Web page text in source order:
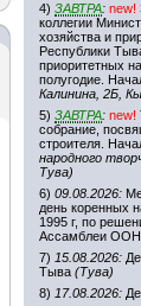
4) ЗАВТРА: new!
коллегии
хозяйства и
Республики
приоритетных
полугодие.
Калинина, 2Б,
5) ЗАВТРА: new!
собрание,
строителя.
народного
Тува)
6) 09.08.2026:
день коренных
1995 г, по
Ассамблеи
7) 15.08.2026:
Тыва (Тува)
8) 17.08.2026: